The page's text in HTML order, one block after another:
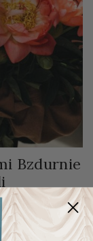
Bzdurnie
Londyn, po
zmysły,
okruszki, a